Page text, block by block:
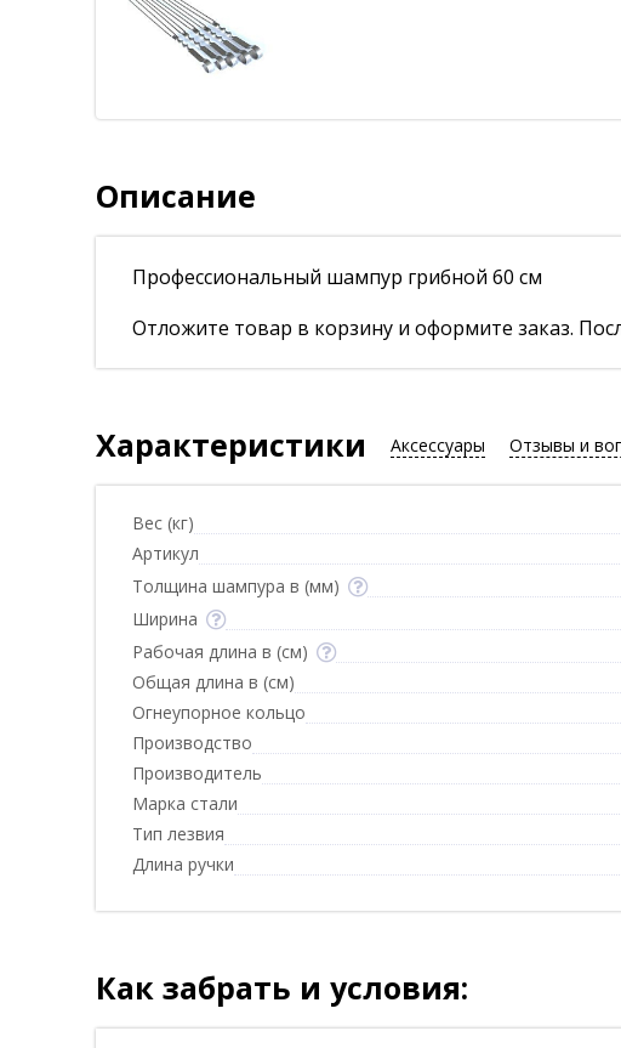
Описание
Профессиональный шампур грибной 60 см
Отложите товар в корзину и оформите заказ.
Характеристики Аксессуары Отзывы и
Вес (кг)
Артикул
Толщина шампура в (мм)
Ширина
Рабочая длина в (см)
Общая длина в (см)
Огнеупорное кольцо
Производство
Производитель
Марка стали
Тип лезвия
Длина ручки
Как забрать и условия: